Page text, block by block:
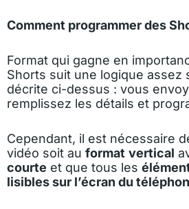
Comment programmer des
Format qui gagne en
Shorts suit une logique assez
décrite ci-dessus : vous
remplissez les détails et
Cependant, il est nécessaire
vidéo soit au format vertical
courte et que tous les
lisibles sur l’écran du